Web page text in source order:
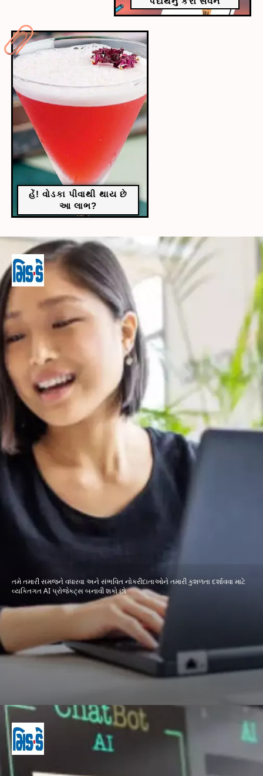
હેં! વોડકા પીવાથી થાય છે
આ લાભ?
તમે તમારી સમજને વધારવા અને સંભવિત નોકરીદાતાઓને તમારી કુશળતા દર્શાવવા માટે
વ્યક્તિગત AI પ્રોજેક્ટ્સ બનાવી શકો છો